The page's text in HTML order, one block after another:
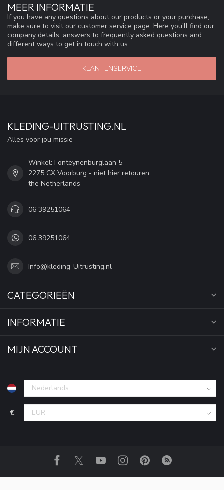
MEER INFORMATIE
If you have any questions about our products or your purchase,
make sure to visit our customer service page. Here you'll find our
company details, answers to frequently asked questions and
different ways to get in touch with us.
KLANTENSERVICE
KLEDING-UITRUSTING.NL
Alles voor jou missie
Winkel: Fonteynenburglaan 5
2275 CX Voorburg - niet hier retouren
the Netherlands
06 39251064
06 39251064
Info@kleding-Uitrusting.nl
CATEGORIEËN
INFORMATIE
MIJN ACCOUNT
€